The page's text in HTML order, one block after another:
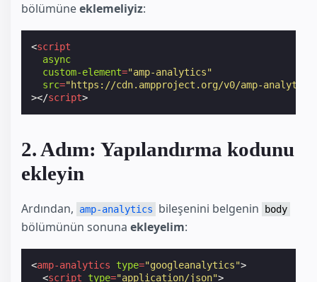
bölümüneeklemeliyiz:
<script
async
custom-element="amp-analytics"
src="https://cdn.ampproject.org/v0/amp-
></script>
2. Adım: Yapılandırma kodunu
ekleyin
Ardından, amp-analytics bileşenini belgenin body
bölümünün sonuna ekleyelim:
<amp-analytics type="googleanalytics">
<script type="application/json">